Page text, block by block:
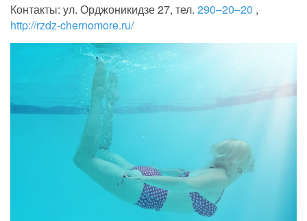
Контакты: ул. Орджоникидзе 27, тел. 290–20–20 ,
http://rzdz-chernomore.ru/